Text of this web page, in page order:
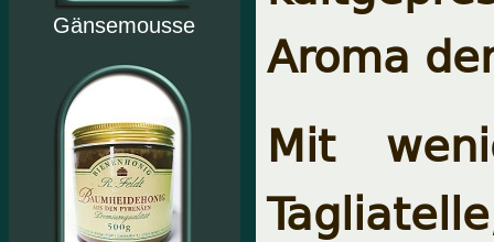
Gänsemousse
Aroma
Mit